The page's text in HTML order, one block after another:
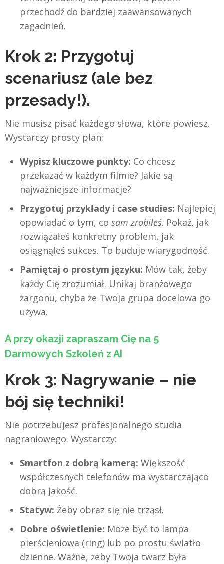
przechodź do bardziej zaawansowanych
zagadnień.
Krok 2: Przygotuj
scenariusz (ale bez
przesady!).
Nie musisz pisać każdego słowa, które powiesz.
Wystarczy prosty plan:
Wypisz kluczowe punkty: Co chcesz
przekazać w każdym filmie? Jakie są
najważniejsze informacje?
Przygotuj przykłady i case studies: Najlepiej
opowiadać o tym, co sam zrobiłeś. Pokaż, jak
rozwiązałeś konkretny problem, jak
osiągnąłeś sukces. To buduje wiarygodność.
Pamiętaj o prostym języku: Mów tak, żeby
każdy Cię zrozumiał. Unikaj branżowego
żargonu, chyba że Twoja grupa docelowa go
używa.
A przy okazji zapraszam Cię na 5
Darmowych Szkoleń z AI
Krok 3: Nagrywanie – nie
bój się techniki!
Nie potrzebujesz profesjonalnego studia
nagraniowego. Wystarczy:
Smartfon z dobrą kamerą: Większość
współczesnych telefonów ma wystarczająco
dobrą jakość.
Statyw: Żeby obraz się nie trząsł.
Dobre oświetlenie: Może być to lampa
pierścieniowa (ring) lub po prostu światło
dzienne. Ważne, żeby Twoja twarz była